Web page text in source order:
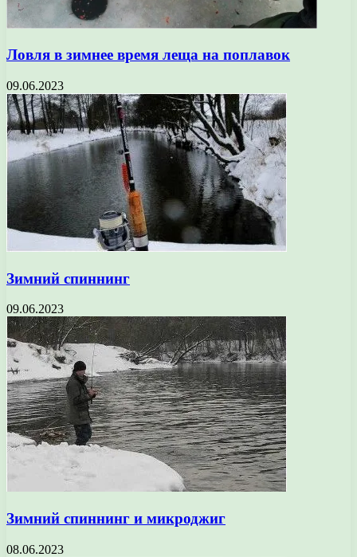
Ловля в зимнее время леща на поплавок
09.06.2023
Зимний спиннинг
09.06.2023
Зимний спиннинг и микроджиг
08.06.2023